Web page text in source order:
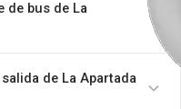
de bus de La
de La Apartada